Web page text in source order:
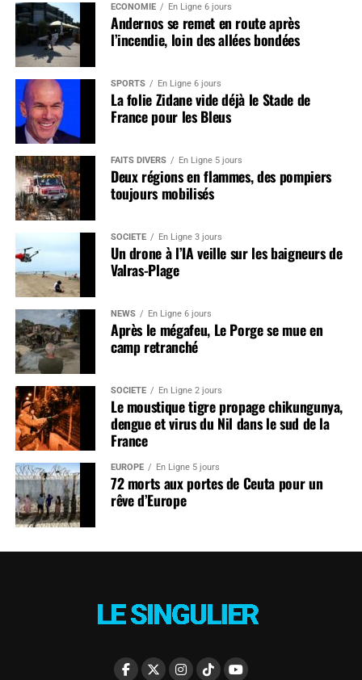
ÉCONOMIE En Ligne 6 jours
Andernos se remet en route après
l’incendie, loin des allées bondées
SPORTS En Ligne 6 jours
La folie Zidane vide déjà le Stade de
France pour les Bleus
FAITS DIVERS En Ligne 5 jours
Deux régions en flammes, des pompiers
toujours mobilisés
SOCIÉTÉ En Ligne 3 jours
Un drone à l’IA veille sur les baigneurs de
Valras-Plage
NEWS En Ligne 6 jours
Après le mégafeu, Le Porge se mue en
camp retranché
SOCIÉTÉ En Ligne 2 jours
Le moustique tigre propage chikungunya,
dengue et virus du Nil dans le sud de la
France
EUROPE En Ligne 5 jours
72 morts aux portes de Ceuta pour un
rêve d’Europe